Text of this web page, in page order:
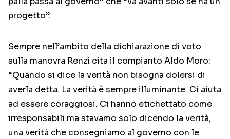
progetto”.
Sempre nell’ambito della dichiarazione di voto
sulla manovra Renzi cita il compianto Aldo Moro:
“Quando si dice la verità non bisogna dolersi di
averla detta. La verità è sempre illuminante. Ci aiuta
ad essere coraggiosi. Ci hanno etichettato come
irresponsabili ma stavamo solo dicendo la verità,
una verità che consegniamo al governo con le